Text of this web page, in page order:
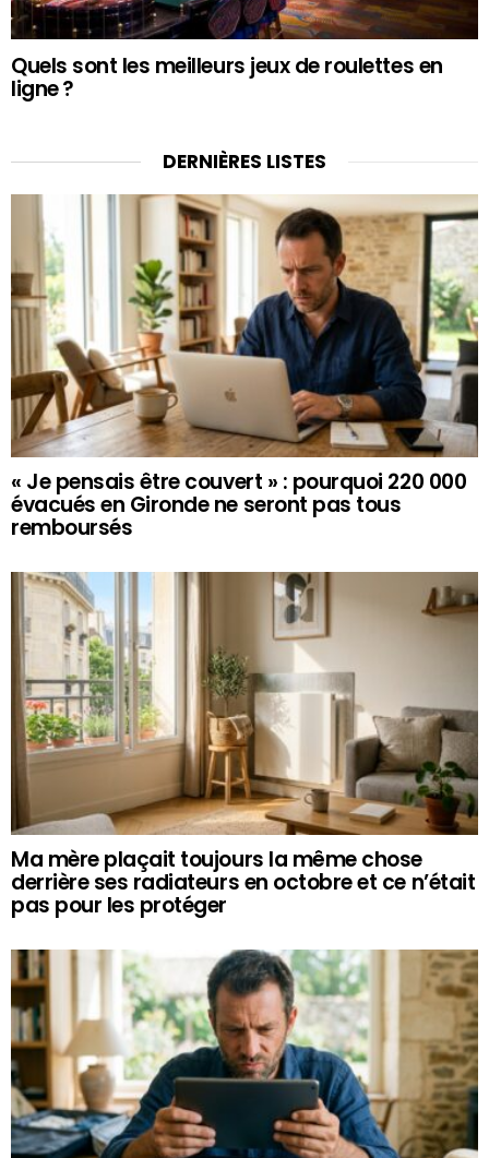
Quels sont les meilleurs jeux de roulettes en
ligne ?
DERNIÈRES LISTES
« Je pensais être couvert » : pourquoi 220 000
évacués en Gironde ne seront pas tous
remboursés
Ma mère plaçait toujours la même chose
derrière ses radiateurs en octobre et ce n’était
pas pour les protéger